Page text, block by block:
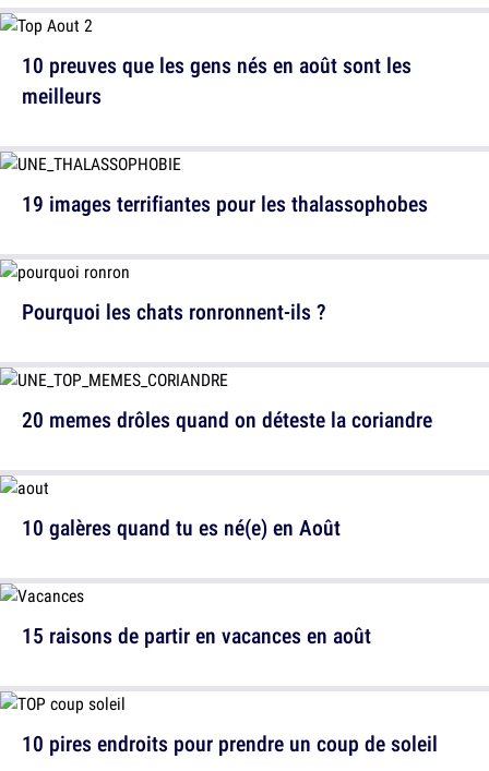
19 images terrifiantes pour les thalassophobes
20 memes drôles quand on déteste la coriandre
15 raisons de partir en vacances en août
10 preuves que les gens nés en août sont les
meilleurs
Pourquoi les chats ronronnent-ils ?
10 galères quand tu es né(e) en Août
10 pires endroits pour prendre un coup de soleil